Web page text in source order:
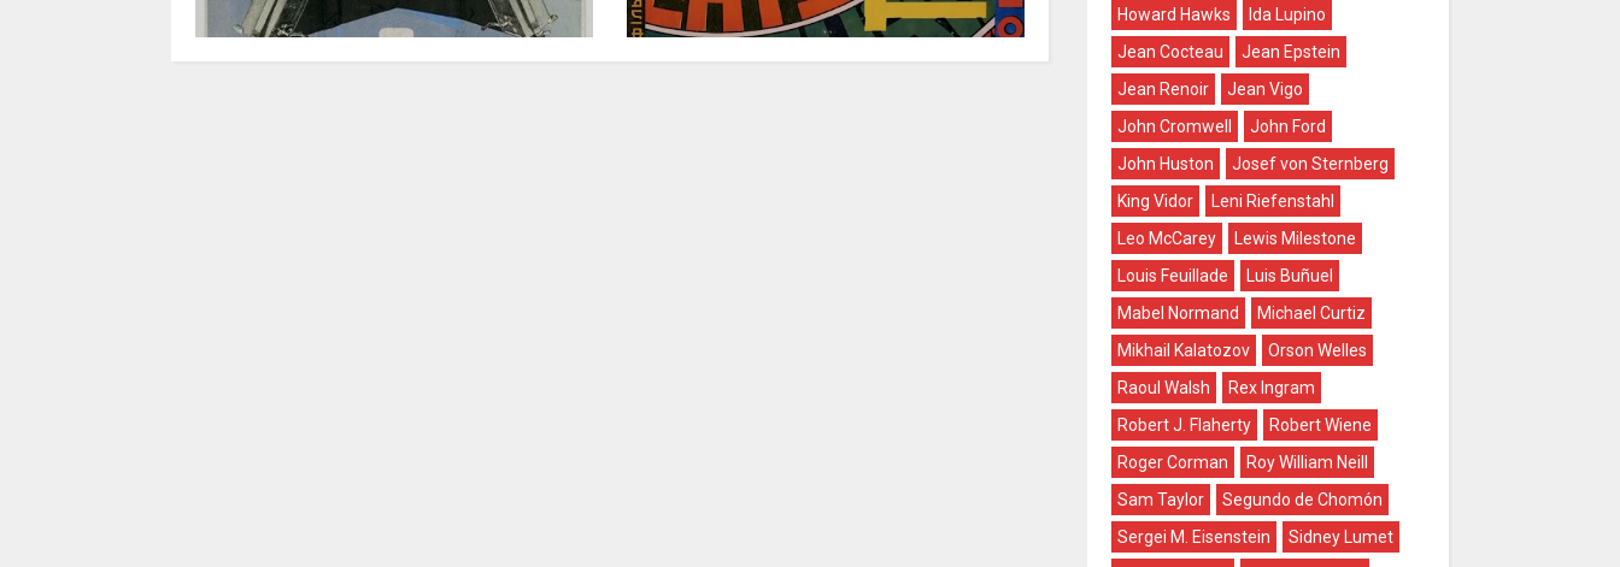
Howard Hawks
Ida Lupino
Jean Cocteau
Jean Epstein
Jean Renoir
Jean Vigo
John Cromwell
John Ford
John Huston
Josef von Sternberg
King Vidor
Leni Riefenstahl
Leo McCarey
Lewis Milestone
Louis Feuillade
Luis Buñuel
Mabel Normand
Michael Curtiz
Mikhail Kalatozov
Orson Welles
Raoul Walsh
Rex Ingram
Robert J. Flaherty
Robert Wiene
Roger Corman
Roy William Neill
Sam Taylor
Segundo de Chomón
Sergei M. Eisenstein
Sidney Lumet